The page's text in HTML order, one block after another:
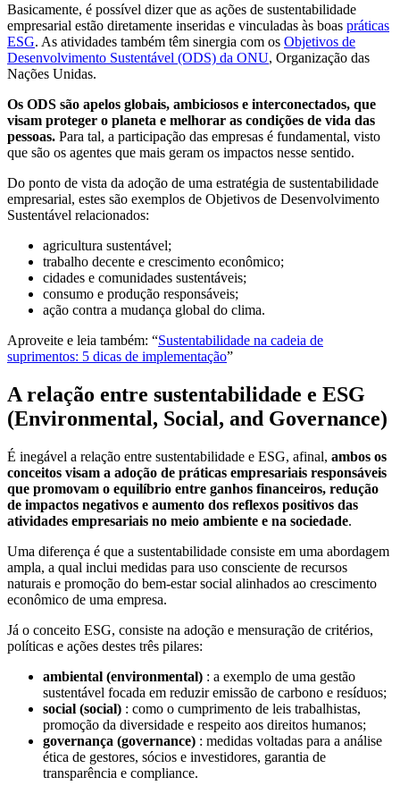
Basicamente, é possível dizer que as ações de sustentabilidade
empresarial estão diretamente inseridas e vinculadas às boas práticas
ESG. As atividades também têm sinergia com os Objetivos de
Desenvolvimento Sustentável (ODS) da ONU, Organização das
Nações Unidas.
Os ODS são apelos globais, ambiciosos e interconectados, que
visam proteger o planeta e melhorar as condições de vida das
pessoas. Para tal, a participação das empresas é fundamental, visto
que são os agentes que mais geram os impactos nesse sentido.
Do ponto de vista da adoção de uma estratégia de sustentabilidade
empresarial, estes são exemplos de Objetivos de Desenvolvimento
Sustentável relacionados:
agricultura sustentável;
trabalho decente e crescimento econômico;
cidades e comunidades sustentáveis;
consumo e produção responsáveis;
ação contra a mudança global do clima.
Aproveite e leia também: “Sustentabilidade na cadeia de
suprimentos: 5 dicas de implementação”
A relação entre sustentabilidade e ESG
(Environmental, Social, and Governance)
É inegável a relação entre sustentabilidade e ESG, afinal, ambos os
conceitos visam a adoção de práticas empresariais responsáveis
que promovam o equilíbrio entre ganhos financeiros, redução
de impactos negativos e aumento dos reflexos positivos das
atividades empresariais no meio ambiente e na sociedade.
Uma diferença é que a sustentabilidade consiste em uma abordagem
ampla, a qual inclui medidas para uso consciente de recursos
naturais e promoção do bem-estar social alinhados ao crescimento
econômico de uma empresa.
Já o conceito ESG, consiste na adoção e mensuração de critérios,
políticas e ações destes três pilares:
ambiental (environmental) : a exemplo de uma gestão
sustentável focada em reduzir emissão de carbono e resíduos;
social (social) : como o cumprimento de leis trabalhistas,
promoção da diversidade e respeito aos direitos humanos;
governança (governance) : medidas voltadas para a análise
ética de gestores, sócios e investidores, garantia de
transparência e compliance.